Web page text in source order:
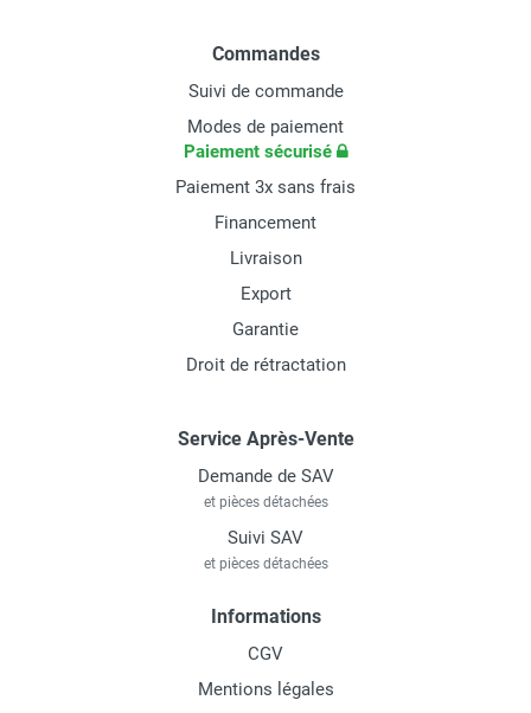
Commandes
Suivi de commande
Modes de paiement
Paiement sécurisé
Paiement 3x sans frais
Financement
Livraison
Export
Garantie
Droit de rétractation
Service Après-Vente
Demande de SAV
et pièces détachées
Suivi SAV
et pièces détachées
Informations
CGV
Mentions légales